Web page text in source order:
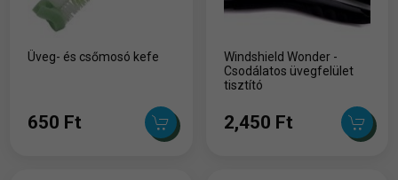
Üveg- és csőmosó kefe
650 Ft
Windshield Wonder -
Csodálatos üvegfelület
tisztító
2,450 Ft